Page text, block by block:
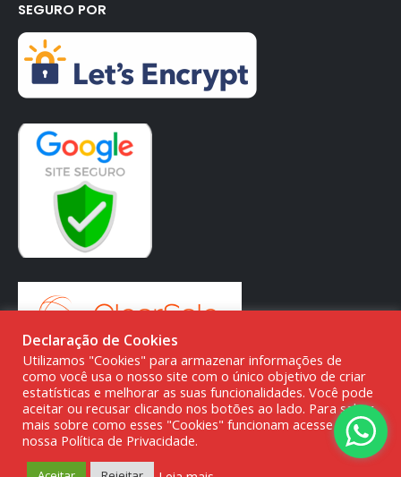
SEGURO POR
© DMG PARTS COMÉRCIO DE PRODUTOS AUTOMOTIVOS -
20.387.727/0001-80
Declaração de Cookies
Utilizamos "Cookies" para armazenar informações de
como você usa o nosso site com o único objetivo de criar
estatísticas e melhorar as suas funcionalidades. Você pode
aceitar ou recusar clicando nos botões ao lado. Para saber
mais sobre como esses "Cookies" funcionam acesse a
nossa Política de Privacidade.